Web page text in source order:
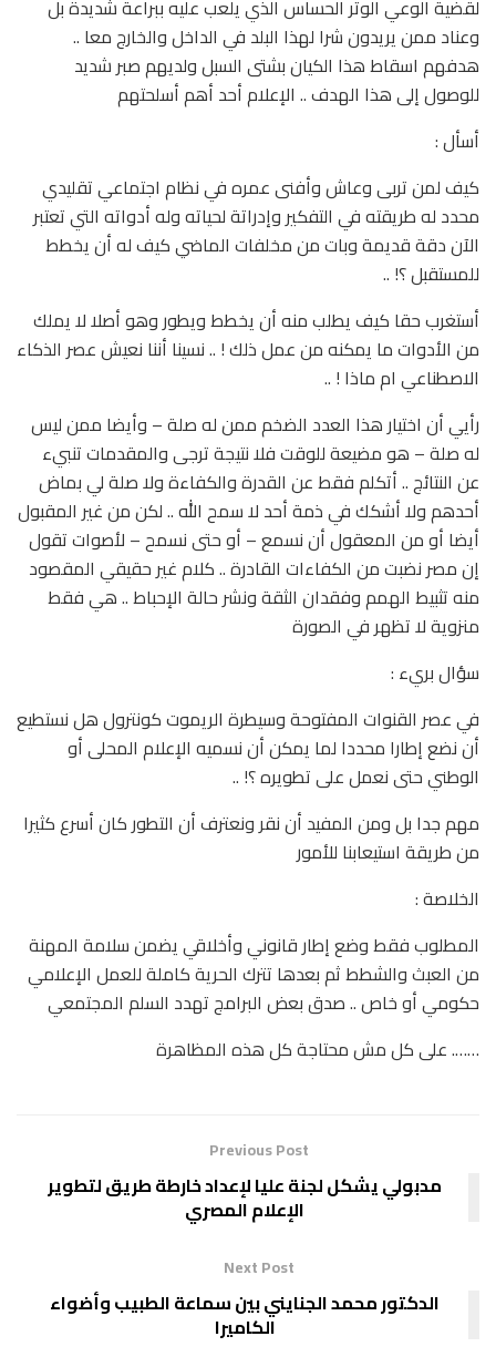
لقضية الوعي الوتر الحساس الذي يلعب عليه ببراعة شديدة بل
وعناد ممن يريدون شرا لهذا البلد في الداخل والخارج معا ..
هدفهم اسقاط هذا الكيان بشتى السبل ولديهم صبر شديد
للوصول إلى هذا الهدف .. الإعلام أحد أهم أسلحتهم
أسأل :
كيف لمن تربى وعاش وأفنى عمره في نظام اجتماعي تقليدي
محدد له طريقته في التفكير وإدراتة لحياته وله أدواته التي تعتبر
الآن دقة قديمة وبات من مخلفات الماضي كيف له أن يخطط
للمستقبل ؟! ..
أستغرب حقا كيف يطلب منه أن يخطط ويطور وهو أصلا لا يملك
من الأدوات ما يمكنه من عمل ذلك ! .. نسينا أننا نعيش عصر الذكاء
الاصطناعي ام ماذا ! ..
رأيي أن اختيار هذا العدد الضخم ممن له صلة – وأيضا ممن ليس
له صلة – هو مضيعة للوقت فلا نتيجة ترجى والمقدمات تنبيء
عن النتائج .. أتكلم فقط عن القدرة والكفاءة ولا صلة لي بماض
أحدهم ولا أشكك في ذمة أحد لا سمح الله .. لكن من غير المقبول
أيضا أو من المعقول أن نسمع – أو حتى نسمح – لأصوات تقول
إن مصر نضبت من الكفاءات القادرة .. كلام غير حقيقي المقصود
منه تثبيط الهمم وفقدان الثقة ونشر حالة الإحباط .. هي فقط
منزوية لا تظهر في الصورة
سؤال بريء :
في عصر القنوات المفتوحة وسيطرة الريموت كونترول هل نستطيع
أن نضع إطارا محددا لما يمكن أن نسميه الإعلام المحلى أو
الوطني حتى نعمل على تطويره ؟! ..
مهم جدا بل ومن المفيد أن نقر ونعترف أن التطور كان أسرع كثيرا
من طريقة استيعابنا للأمور
الخلاصة :
المطلوب فقط وضع إطار قانوني وأخلاقي يضمن سلامة المهنة
من العبث والشطط ثم بعدها تترك الحرية كاملة للعمل الإعلامي
حكومي أو خاص .. صدق بعض البرامج تهدد السلم المجتمعي
……. على كل مش محتاجة كل هذه المظاهرة
Previous Post
مدبولي يشكل لجنة عليا لإعداد خارطة طريق لتطوير
الإعلام المصري
Next Post
الدكتور محمد الجنايني بين سماعة الطبيب وأضواء
الكاميرا